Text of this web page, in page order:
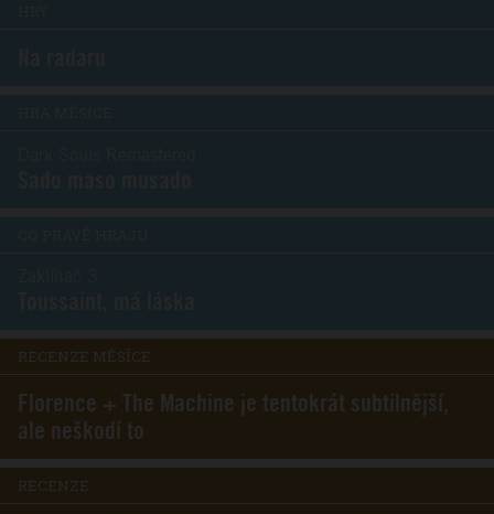
RECENZE MĚSÍCE
Florence + The Machine je tentokrát subtilnější,
ale neškodí to
RECENZE